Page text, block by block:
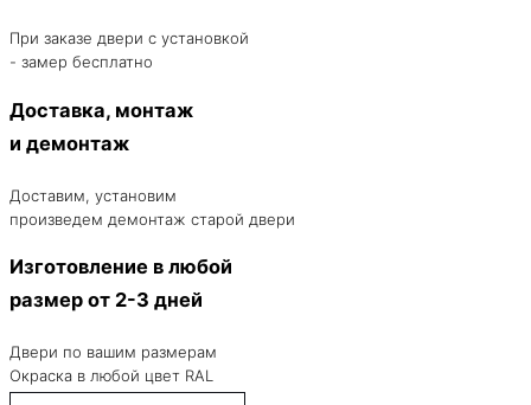
При заказе двери с установкой
- замер бесплатно
Доставка, монтаж
и демонтаж
Доставим, установим
произведем демонтаж старой двери
Изготовление в любой
размер от 2-3 дней
Двери по вашим размерам
Окраска в любой цвет RAL